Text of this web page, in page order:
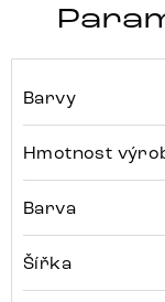
Barvy
Hmotnost
Barva
Šířka